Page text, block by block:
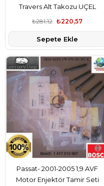
Travers Alt Takozu UÇEL
Marka
₺220,57
₺281,12
Sepete Ekle
Passat- 2001-2005 1,9 AVF
Motor Enjektör Tamir Seti